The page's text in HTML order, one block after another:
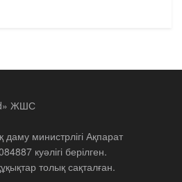
ЖШС
министрлігі Ақпарат
куәлігі берілген.
толық сақталған.